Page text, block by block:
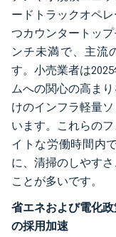
ードトラックオペ
つカウンタートッ
ンチ未満で、主流
す。小売業者は
ムへの関心の高ま
けのインフラ軽量
います。これらの
イトな労働時間内
に、清掃のしやす
ことが多いです。
省エネおよび電化
の採用加速